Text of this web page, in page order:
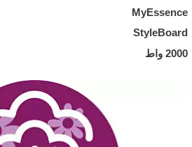
MyEssence
StyleBoard
2000 واط